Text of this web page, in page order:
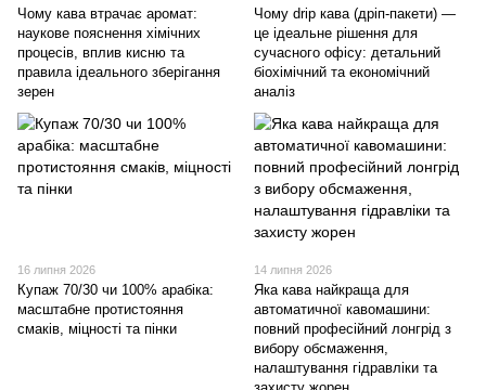
Чому кава втрачає аромат:
наукове пояснення хімічних
процесів, вплив кисню та
правила ідеального зберігання
зерен
Чому drip кава (дріп-пакети) —
це ідеальне рішення для
сучасного офісу: детальний
біохімічний та економічний
аналіз
16 липня 2026
Купаж 70/30 чи 100% арабіка:
масштабне протистояння
смаків, міцності та пінки
14 липня 2026
Яка кава найкраща для
автоматичної кавомашини:
повний професійний лонгрід з
вибору обсмаження,
налаштування гідравліки та